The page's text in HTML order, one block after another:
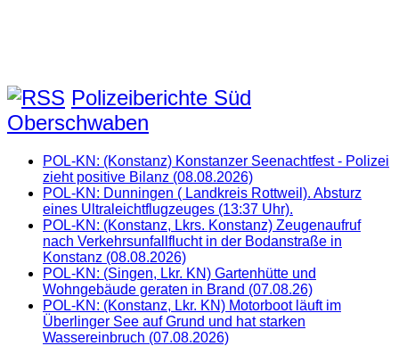
Polizeiberichte Süd
Oberschwaben
POL-KN: (Konstanz) Konstanzer Seenachtfest - Polizei
zieht positive Bilanz (08.08.2026)
POL-KN: Dunningen ( Landkreis Rottweil). Absturz
eines Ultraleichtflugzeuges (13:37 Uhr).
POL-KN: (Konstanz, Lkrs. Konstanz) Zeugenaufruf
nach Verkehrsunfallflucht in der Bodanstraße in
Konstanz (08.08.2026)
POL-KN: (Singen, Lkr. KN) Gartenhütte und
Wohngebäude geraten in Brand (07.08.26)
POL-KN: (Konstanz, Lkr. KN) Motorboot läuft im
Überlinger See auf Grund und hat starken
Wassereinbruch (07.08.2026)